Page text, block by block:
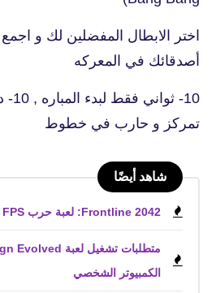
اختر الابطال المفضلين لك و
أصدقائك في المعركه
10-
تمركز و حارب في خطوط
شاهد أيضًا
Frontline 2042: لعبة حرب FPS
الكمبيوتر الشخصي